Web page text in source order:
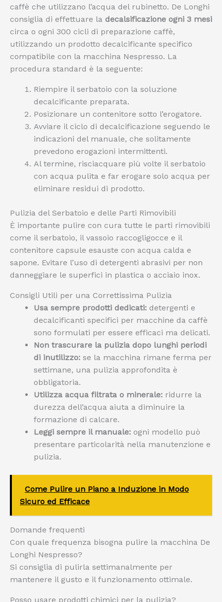
caffè che utilizzano l’acqua del rubinetto. De Longhi
consiglia di effettuare la decalsificazione ogni 3 mesi
circa o ogni 300 cicli di preparazione caffè,
utilizzando un prodotto decalcificante specifico
compatibile con la macchina Nespresso. La
procedura standard è la seguente:
Riempire il serbatoio con la soluzione
decalcificante preparata.
Posizionare un contenitore sotto l’erogatore.
Avviare il ciclo di decalcificazione seguendo le
indicazioni del manuale, che solitamente
prevedono erogazioni intermittenti.
Al termine, risciacquare più volte il serbatoio
con acqua pulita e far erogare solo acqua per
eliminare residui di prodotto.
Pulizia del Serbatoio e delle Parti Rimovibili
È importante pulire con cura tutte le parti rimovibili
come il serbatoio, il vassoio raccogligocce e il
contenitore capsule esauste con acqua calda e
sapone. Evitare l’uso di detergenti abrasivi per non
danneggiare le superfici in plastica o acciaio inox.
Consigli Utili per una Correttissima Pulizia
Usa sempre prodotti dedicati: detergenti e
decalcificanti specifici per macchine da caffè
sono formulati per essere efficaci ma delicati.
Non trascurare la pulizia dopo lunghi periodi
di inutilizzo: se la macchina rimane ferma per
settimane, una pulizia approfondita è
obbligatoria.
Utilizza acqua filtrata o minerale: ridurre la
durezza dell’acqua aiuta a diminuire la
formazione di calcare.
Leggi sempre il manuale: ogni modello può
presentare particolarità nella manutenzione e
pulizia.
Come Pulire un Piano a Induzione in Modo
Sicuro ed Efficace
Domande frequenti
Con quale frequenza bisogna pulire la macchina De
Longhi Nespresso?
Si consiglia di pulirla settimanalmente per
mantenere il gusto e il funzionamento ottimale.
Posso usare prodotti chimici per la pulizia?